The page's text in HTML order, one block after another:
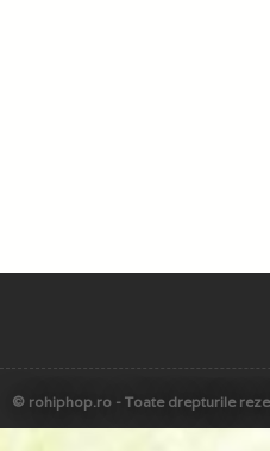
© rohiphop.ro - Toate drepturile